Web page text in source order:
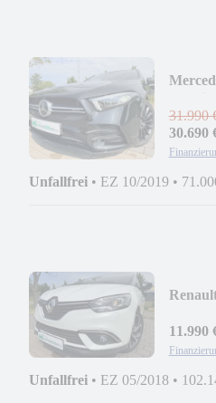
31.990
30.690
Unfallfrei • EZ 10/2019 •
11.990
Unfallfrei • EZ 05/2018 •